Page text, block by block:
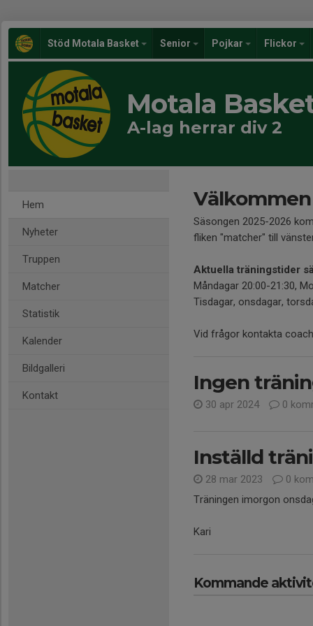
Stöd Motala Basket Senior Pojkar Flickor
Motala
A-lag herrar div 2
Hem
Nyheter
Truppen
Matcher
Statistik
Kalender
Bildgalleri
Kontakt
Säsongen 2025-2026
fliken "matcher" till
Aktuella träningstider
Måndagar 20:00-21:30,
Tisdagar, onsdagar,
Vid frågor kontakta
Ingen
30 apr 2024 0
Inställd
28 mar 2023
0
Träningen imorgon
Kari
Kommande